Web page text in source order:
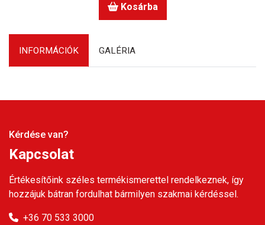
Kosárba
INFORMÁCIÓK GALÉRIA
Kérdése van?
Kapcsolat
Értékesítőink széles termékismerettel rendelkeznek, így
hozzájuk bátran fordulhat bármilyen szakmai kérdéssel.
+36 70 533 3000